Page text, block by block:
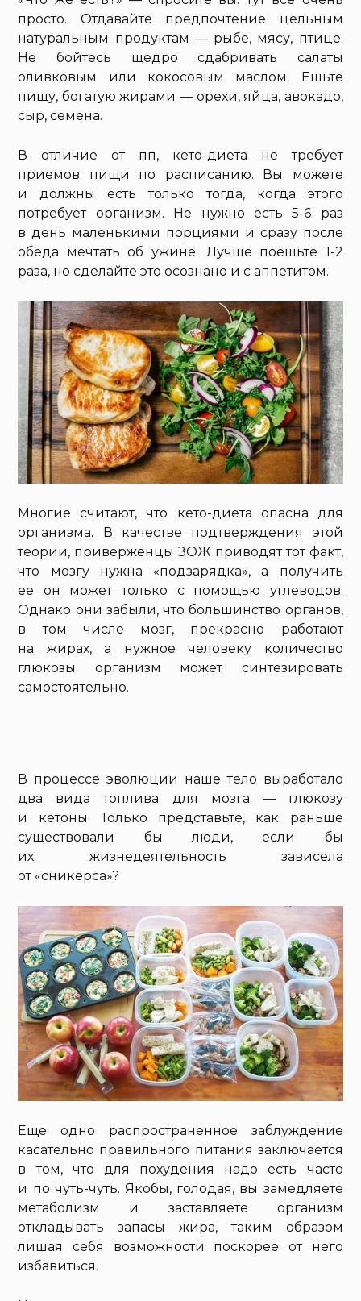
просто. Отдавайте предпочтение цельным
натуральным продуктам — рыбе, мясу, птице.
Не бойтесь щедро сдабривать салаты
оливковым или кокосовым маслом. Ешьте
пищу, богатую жирами — орехи, яйца, авокадо,
сыр, семена.
В отличие от пп, кето-диета не требует
приемов пищи по расписанию. Вы можете
и должны есть только тогда, когда этого
потребует организм. Не нужно есть 5-6 раз
в день маленькими порциями и сразу после
обеда мечтать об ужине. Лучше поешьте 1-2
раза, но сделайте это осознано и с аппетитом.
Многие считают, что кето-диета опасна для
организма. В качестве подтверждения этой
теории, приверженцы ЗОЖ приводят тот факт,
что мозгу нужна «подзарядка», а получить
ее он может только с помощью углеводов.
Однако они забыли, что большинство органов,
в том числе мозг, прекрасно работают
на жирах, а нужное человеку количество
глюкозы организм может синтезировать
самостоятельно.
В процессе эволюции наше тело выработало
два вида топлива для мозга — глюкозу
и кетоны. Только представьте, как раньше
существовали бы люди, если бы
их жизнедеятельность зависела
от «сникерса»?
Еще одно распространенное заблуждение
касательно правильного питания заключается
в том, что для похудения надо есть часто
и по чуть-чуть. Якобы, голодая, вы замедляете
метаболизм и заставляете организм
откладывать запасы жира, таким образом
лишая себя возможности поскорее от него
избавиться.